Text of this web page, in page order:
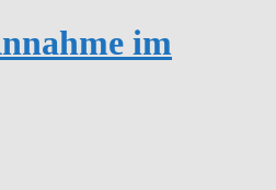
im